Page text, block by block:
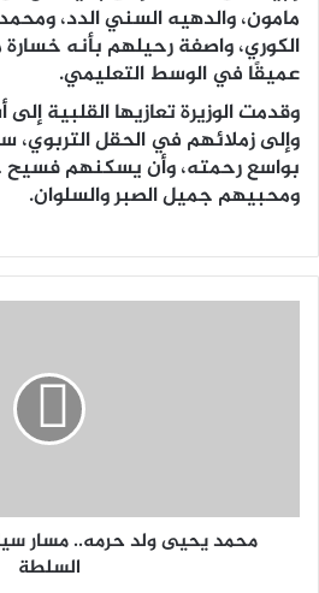
مامون، والدهيه السني الدد،
الكوري، واصفة رحيلهم بأنه
عميقًا في الوسط التعليمي.
وقدمت الوزيرة تعازيها القلبية
وإلى زملائهم في الحقل التربوي،
بواسع رحمته، وأن يسكنهم فسيح
ومحبيهم جميل الصبر والسلوان.
محمد يحيى ولد حرمه.. مسار
السلطة